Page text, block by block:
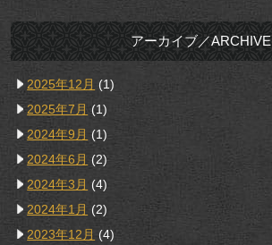
アーカイブ／ARCHIVE
2025年12月 (1)
2025年7月 (1)
2024年9月 (1)
2024年6月 (2)
2024年3月 (4)
2024年1月 (2)
2023年12月 (4)